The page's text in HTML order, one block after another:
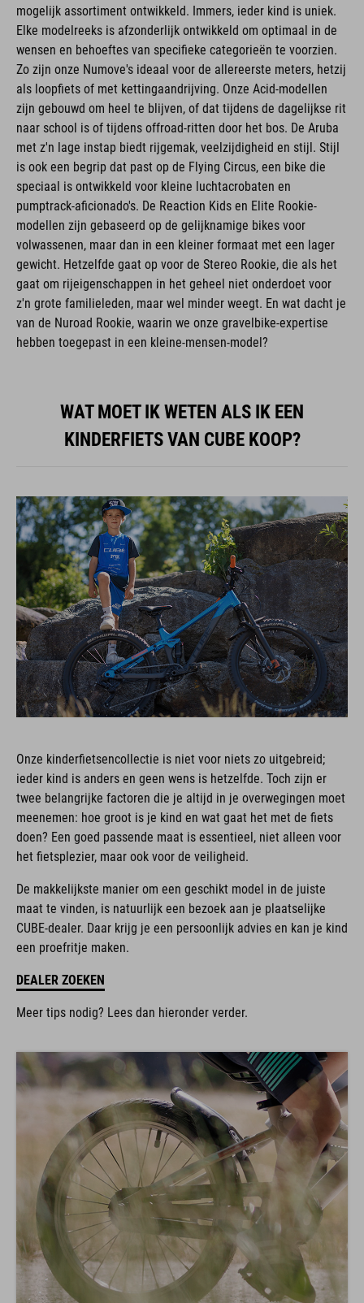
mogelijk assortiment ontwikkeld. Immers, ieder kind is uniek.
Elke modelreeks is afzonderlijk ontwikkeld om optimaal in de
wensen en behoeftes van specifieke categorieën te voorzien.
Zo zijn onze Numove's ideaal voor de allereerste meters, hetzij
als loopfiets of met kettingaandrijving. Onze Acid-modellen
zijn gebouwd om heel te blijven, of dat tijdens de dagelijkse rit
naar school is of tijdens offroad-ritten door het bos. De Aruba
met z'n lage instap biedt rijgemak, veelzijdigheid en stijl. Stijl
is ook een begrip dat past op de Flying Circus, een bike die
speciaal is ontwikkeld voor kleine luchtacrobaten en
pumptrack-aficionado's. De Reaction Kids en Elite Rookie-
modellen zijn gebaseerd op de gelijknamige bikes voor
volwassenen, maar dan in een kleiner formaat met een lager
gewicht. Hetzelfde gaat op voor de Stereo Rookie, die als het
gaat om rijeigenschappen in het geheel niet onderdoet voor
z'n grote familieleden, maar wel minder weegt. En wat dacht je
van de Nuroad Rookie, waarin we onze gravelbike-expertise
hebben toegepast in een kleine-mensen-model?
WAT MOET IK WETEN ALS IK EEN
KINDERFIETS VAN CUBE KOOP?
Onze kinderfietsencollectie is niet voor niets zo uitgebreid;
ieder kind is anders en geen wens is hetzelfde. Toch zijn er
twee belangrijke factoren die je altijd in je overwegingen moet
meenemen: hoe groot is je kind en wat gaat het met de fiets
doen? Een goed passende maat is essentieel, niet alleen voor
het fietsplezier, maar ook voor de veiligheid.
De makkelijkste manier om een geschikt model in de juiste
maat te vinden, is natuurlijk een bezoek aan je plaatselijke
CUBE-dealer. Daar krijg je een persoonlijk advies en kan je kind
een proefritje maken.
DEALER ZOEKEN
Meer tips nodig? Lees dan hieronder verder.